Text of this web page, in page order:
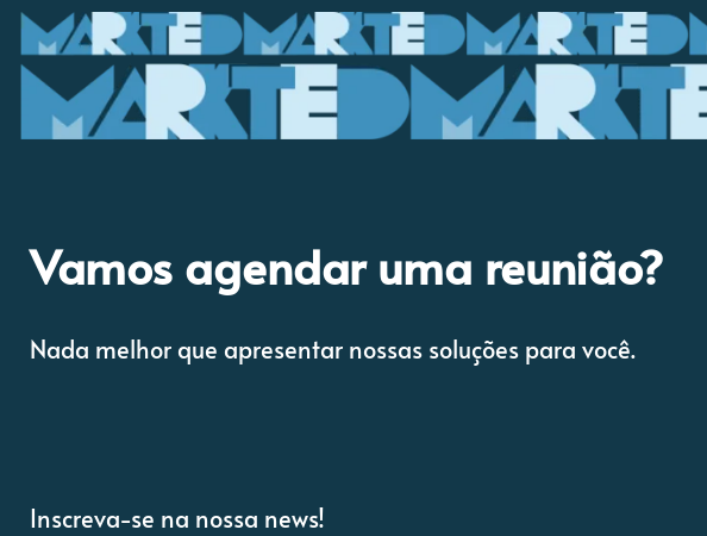
Vamos agendar uma reunião?
Nada melhor que apresentar nossas soluções para você.
Inscreva-se na nossa news!